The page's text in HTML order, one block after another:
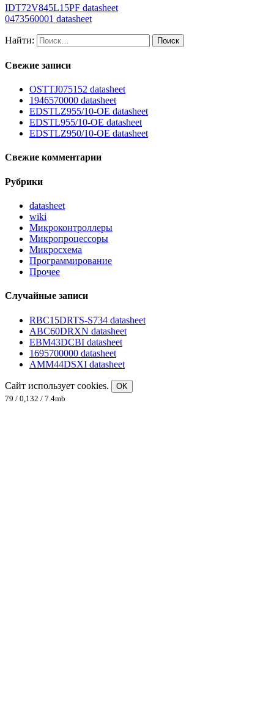
IDT72V845L15PF datasheet
0473560001 datasheet
Найти:
Свежие записи
OSTTJ075152 datasheet
1946570000 datasheet
EDSTLZ955/10-OE datasheet
EDSTL955/10-OE datasheet
EDSTLZ950/10-OE datasheet
Свежие комментарии
Рубрики
datasheet
wiki
Микроконтроллеры
Микропроцессоры
Микросхема
Программирование
Прочее
Случайные записи
RBC15DRTS-S734 datasheet
ABC60DRXN datasheet
EBM43DCBI datasheet
1695700000 datasheet
AMM44DSXI datasheet
Сайт использует cookies.
OK
79 / 0,132 / 7.4mb